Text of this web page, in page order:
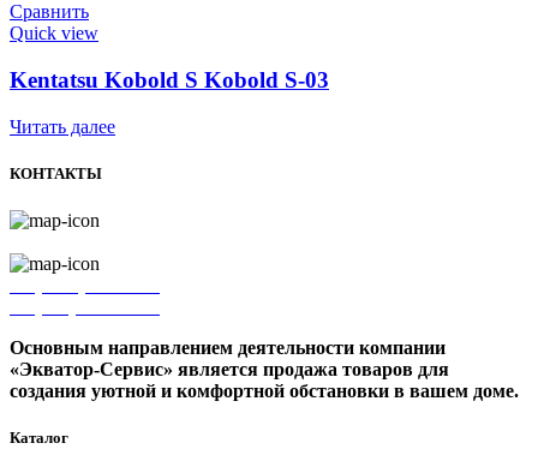
Сравнить
Quick view
Kentatsu Kobold S Kobold S-03
Читать далее
КОНТАКТЫ
Основным направлением деятельности компании
«Экватор-Сервис» является продажа товаров для
создания уютной и комфортной обстановки в вашем доме.
Каталог